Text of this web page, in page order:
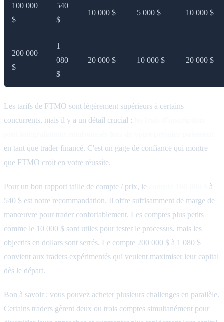
100 000
$
540
$
10 000 $ 5 000 $ 10 000 $
200 000
$
1
080
$
20 000 $ 10 000 $ 20 000 $
Les tarifs de FTMO sont légèrement supérieurs à certains
concurrents, mais il y a un détail crucial :
en tant que trader financé. C'est un gage de confiance qui montre
que FTMO croit en votre réussite.
Pour un bon rapport taille de compte / prix, le
à
540 $ est notre recommandation. Il offre suffisamment de marge de
manœuvre pour trader confortablement. Les comptes plus petits
comme le 10 000 $ sont utiles pour tester le processus, mais les
objectifs en dollars sont serrés. Le compte 200 000 $ à 1 080 $
convient aux traders expérimentés qui veulent maximiser leur capital
dès le départ.
Bon à savoir : vous pouvez acheter plusieurs challenges en parallèle.
Certains traders gèrent deux ou trois comptes simultanément pour